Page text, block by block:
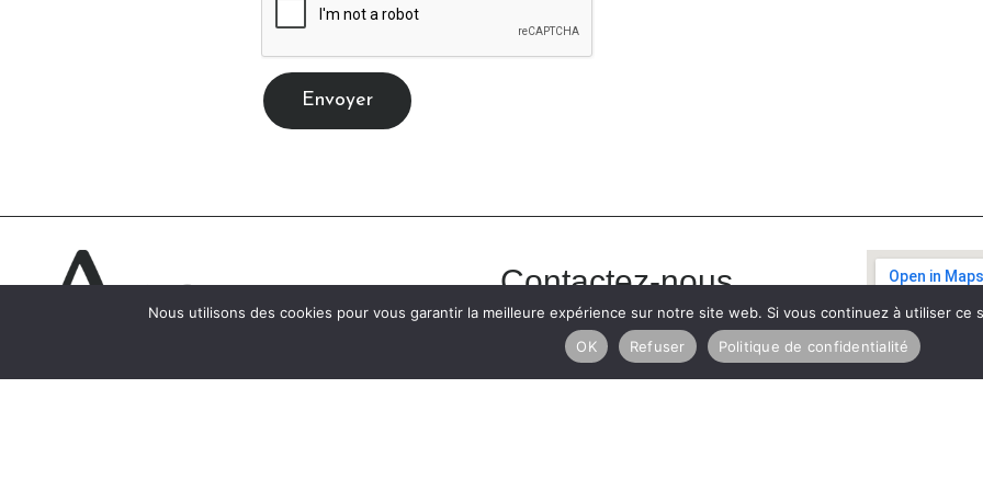
Envoyer
Contactez-nous
Particuliers
Devenir partenaire
Nous utilisons des cookies pour vous garantir la meilleure expérience sur notre site web. Si vous continuez à utiliser
OK
Refuser Politique de confidentialité